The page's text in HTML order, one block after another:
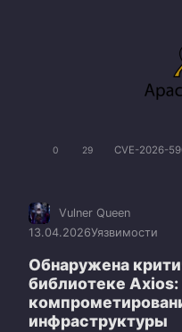
0 29 CVE-2026-
Vulner Queen
13.04.2026Уязвимости
Обнаружена
библиотеке
инфраструктуры